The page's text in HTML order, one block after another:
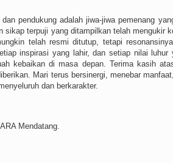
pendukung adalah jiwa-jiwa pemenang
sikap terpuji yang ditampilkan telah mengukir
telah resmi ditutup, tetapi
inspirasi yang lahir, dan setiap nilai luhur
kebaikan di masa depan. Terima kasih
Mari terus bersinergi, menebar
dan berkarakter.
Mendatang.